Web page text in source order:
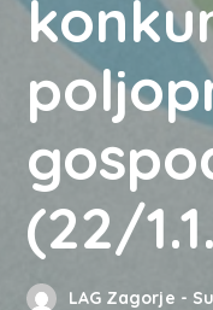
(22/
LAG Zagorje -